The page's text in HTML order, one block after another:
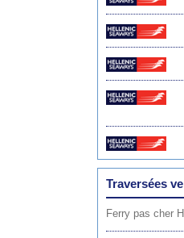
Traversées
Ferry pas cher